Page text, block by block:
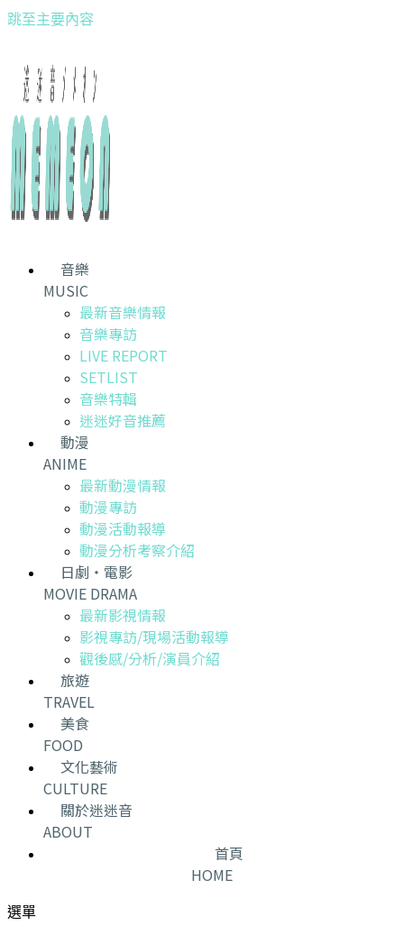
跳至主要內容
音樂
MUSIC
最新音樂情報
音樂專訪
LIVE REPORT
SETLIST
音樂特輯
迷迷好音推薦
動漫
ANIME
最新動漫情報
動漫專訪
動漫活動報導
動漫分析考察介紹
日劇・電影
MOVIE DRAMA
最新影視情報
影視專訪/現場活動報導
觀後感/分析/演員介紹
旅遊
TRAVEL
美食
FOOD
文化藝術
CULTURE
關於迷迷音
ABOUT
首頁
HOME
選單